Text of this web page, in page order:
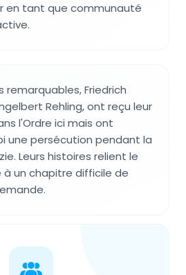
en tant que communauté
remarquables, Friedrich
Rehling, ont reçu leur
l'Ordre ici mais ont
une persécution pendant la
Leurs histoires relient le
un chapitre difficile de